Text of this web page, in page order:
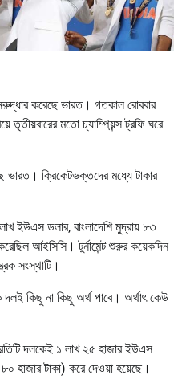
করেছে ভারত। গতকাল রোববার
তৃতীয়বারের মতো চ্যাম্পিয়ন্স ট্রফি ঘরে
ভারত। ক্রিকেটভক্তদের মধ্যে টাকার
ইউএস ডলার, বাংলাদেশি মুদ্রায় ৮৩
আইসিসি। টুর্নামেন্ট শুরুর কয়েকদিন
সংস্থাটি।
কিছু না কিছু অর্থ পাবে। অর্থাৎ কেউ
দলকেই ১ লাখ ২৫ হাজার ইউএস
হাজার টাকা) করে দেওয়া হয়েছে।